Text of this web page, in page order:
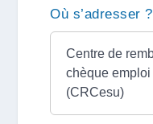
Où s’adresser ?
Centre de
chèque emploi
(CRCesu)